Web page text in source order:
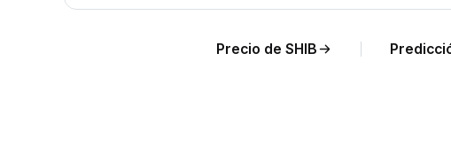
Precio de SHIB